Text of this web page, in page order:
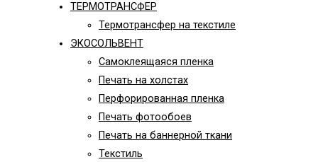
ТЕРМОТРАНСФЕР
Термотрансфер на текстиле
ЭКОСОЛЬВЕНТ
Самоклеящаяся пленка
Печать на холстах
Перфорированная пленка
Печать фотообоев
Печать на баннерной ткани
Текстиль